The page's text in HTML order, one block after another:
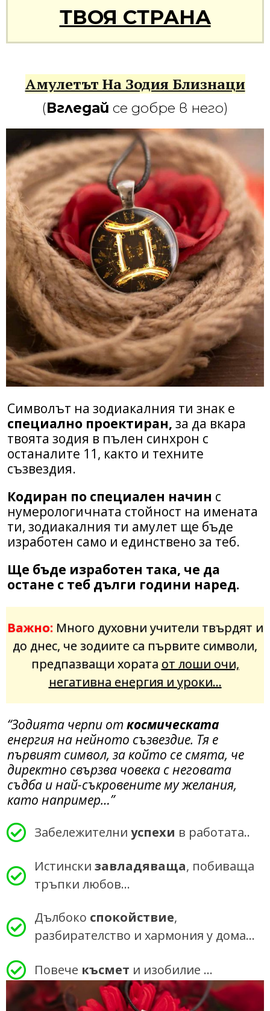
ТВОЯ СТРАНА
Амулетът На Зодия Близнаци
(Вгледай се добре в него)
Символът на зодиакалния ти знак е
специално проектиран, за да вкара
твоята зодия в пълен синхрон с
останалите 11, както и техните
съзвездия.
Кодиран по специален начин с
нумерологичната стойност на имената
ти, зодиакалния ти амулет ще бъде
изработен само и единствено за теб.
Ще бъде изработен така, че да
остане с теб дълги години наред.
Важно: Много духовни учители твърдят и
до днес, че зодиите са първите символи,
предпазващи хората от лоши очи,
негативна енергия и уроки…
“Зодията черпи от космическата
енергия на нейното съзвездие. Тя е
първият символ, за който се смята, че
директно свързва човека с неговата
съдба и най-съкровените му желания,
като например…”
Забележителниуспехи в работата..
Истинскизавладяваща, побиваща
тръпки любов…
Дълбоко спокойствие,
разбирателство и хармония у дома…
Повече късмет и изобилие …